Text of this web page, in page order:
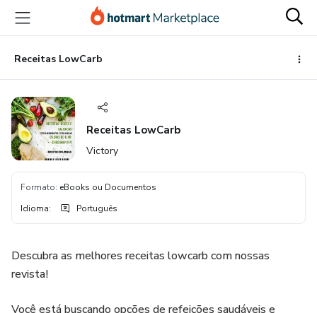
para
conteúdo
principal
para
pagamento
para
rodapé
Receitas LowCarb
Receitas LowCarb
Victory
Formato: eBooks ou Documentos
Idioma: Português
Descubra as melhores receitas lowcarb com nossas
revista!
Você está buscando opções de refeições saudáveis e